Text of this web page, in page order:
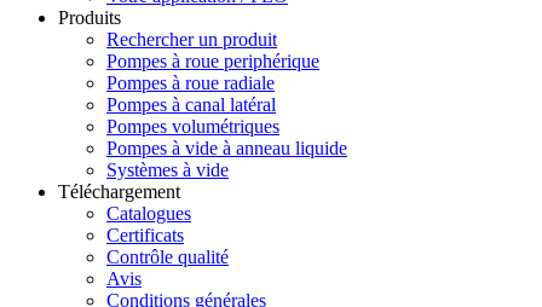
Produits
Rechercher un produit
Pompes à roue periphérique
Pompes à roue radiale
Pompes à canal latéral
Pompes volumétriques
Pompes à vide à anneau liquide
Systèmes à vide
Téléchargement
Catalogues
Certificats
Contrôle qualité
Avis
Conditions générales